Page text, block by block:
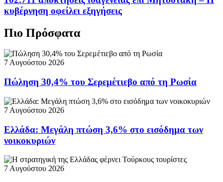
κυβέρνηση οφείλει εξηγήσεις
Πιο Πρόσφατα
7 Αυγούστου 2026
Πώληση 30,4% του Σερεμέτιεβο από τη Ρωσία
7 Αυγούστου 2026
Ελλάδα: Μεγάλη πτώση 3,6% στο εισόδημα των
νοικοκυριών
7 Αυγούστου 2026